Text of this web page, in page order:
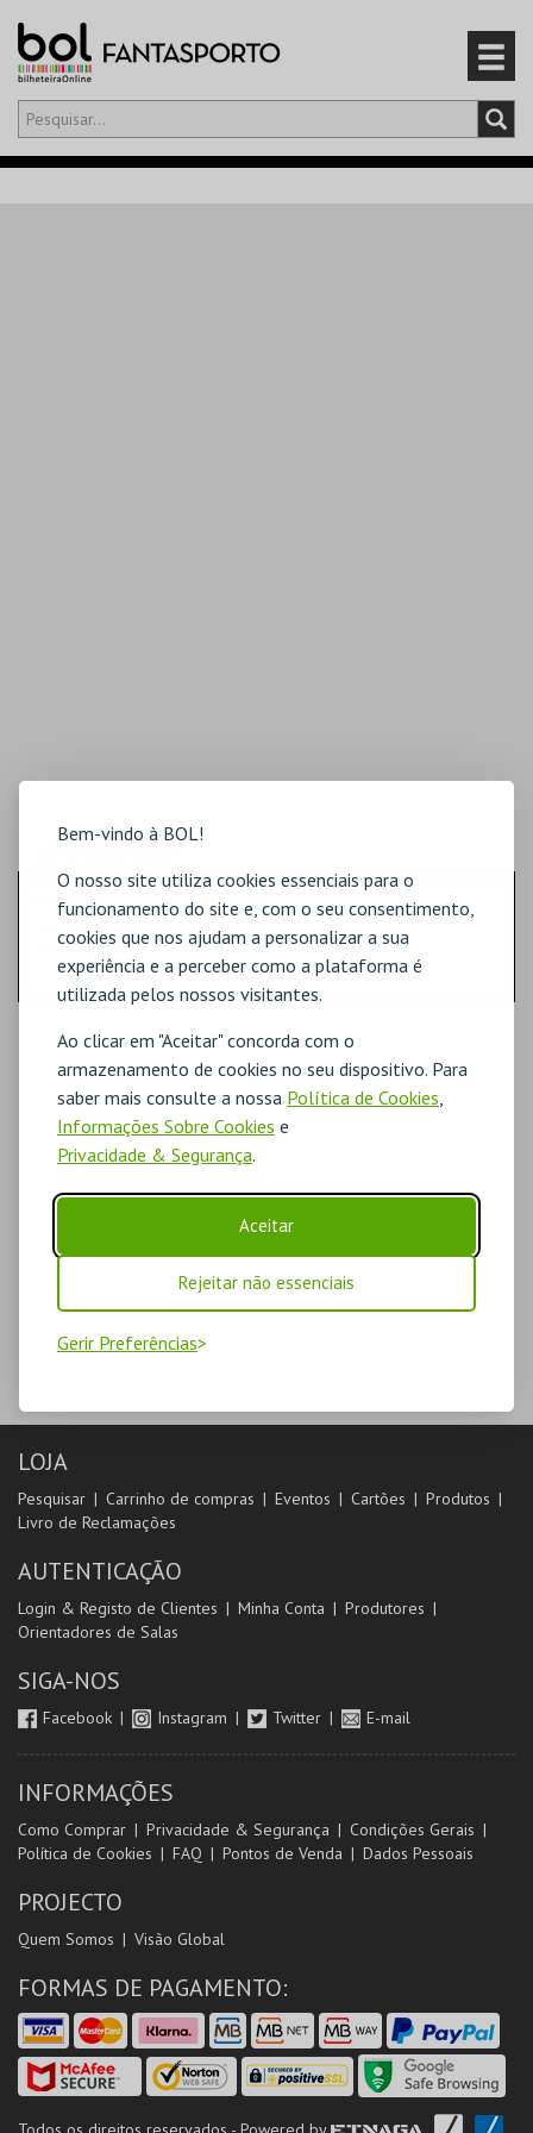
Bem-vindo à BOL!
O nosso site utiliza cookies essenciais para o
funcionamento do site e, com o seu consentimento,
cookies que nos ajudam a personalizar a sua
experiência e a perceber como a plataforma é
utilizada pelos nossos visitantes.
Ao clicar em "Aceitar" concorda com o
armazenamento de cookies no seu dispositivo. Para
saber mais consulte a nossa Política de Cookies
Informações Sobre Cookies e
Privacidade & Segurança.
Aceitar
Rejeitar não essenciais
Gerir Preferências
Olá,iniciar sessão
MORADA
Rua Anibal Cunha, Nº 84 Sala 1.6
4050-046 Porto
LOJA
Pesquisar Carrinho de compras Eventos Cartões
Produtos
Livro de Reclamações
AUTENTICAÇÃO
Login & Registo de Clientes Minha Conta
Produtores
Orientadores de Salas
SIGA-NOS
Facebook Instagram Twitter E-mail
INFORMAÇÕES
Como Comprar Privacidade & Segurança
Condições Gerais
Política de Cookies
FAQ Pontos de Venda Dados Pessoais
PROJECTO
Quem Somos Visão Global
FORMAS DE PAGAMENTO: